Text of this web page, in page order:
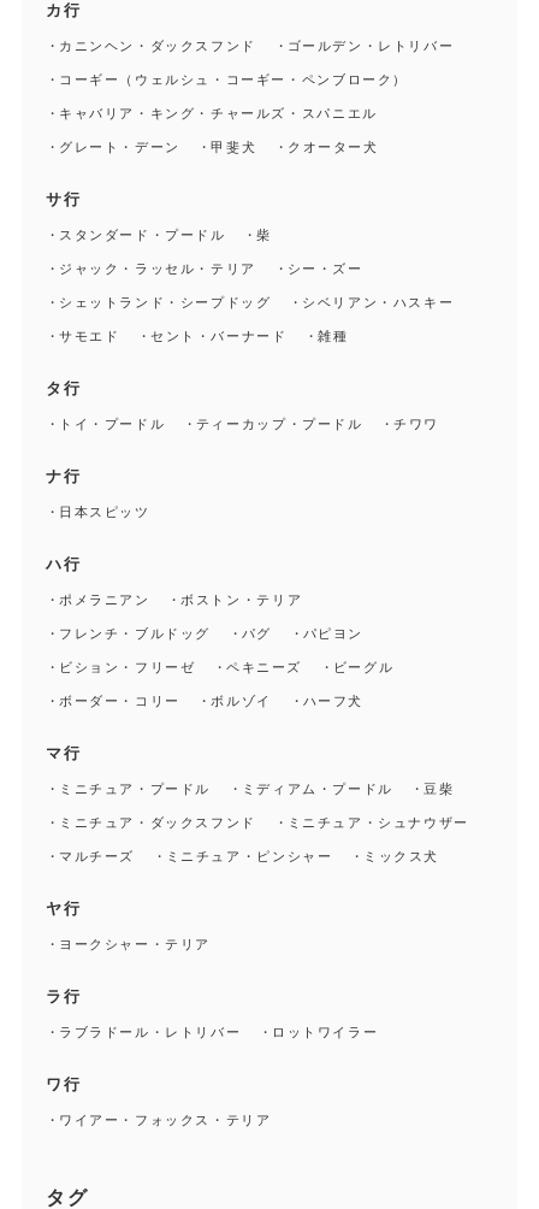
カ行
カニンヘン・ダックスフンド ゴールデン・レトリバー
コーギー（ウェルシュ・コーギー・ペンブローク）
キャバリア・キング・チャールズ・スパニエル
グレート・デーン 甲斐犬 クオーター犬
サ行
スタンダード・プードル 柴
ジャック・ラッセル・テリア シー・ズー
シェットランド・シープドッグ シベリアン・ハスキー
サモエド セント・バーナード 雑種
タ行
トイ・プードル ティーカップ・プードル チワワ
ナ行
日本スピッツ
ハ行
ポメラニアン ボストン・テリア
フレンチ・ブルドッグ パグ パピヨン
ビション・フリーゼ ペキニーズ ビーグル
ボーダー・コリー ボルゾイ ハーフ犬
マ行
ミニチュア・プードル ミディアム・プードル 豆柴
ミニチュア・ダックスフンド ミニチュア・シュナウザー
マルチーズ ミニチュア・ピンシャー ミックス犬
ヤ行
ヨークシャー・テリア
ラ行
ラブラドール・レトリバー ロットワイラー
ワ行
ワイアー・フォックス・テリア
タグ